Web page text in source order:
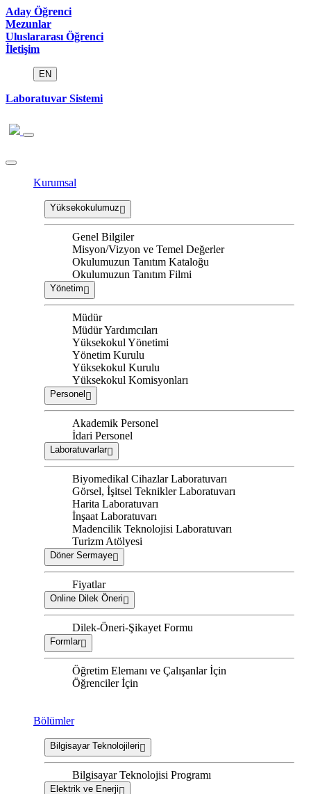
Aday Öğrenci
Mezunlar
Uluslararası Öğrenci
İletişim
EN
Laboratuvar Sistemi
Kurumsal
Yüksekokulumuz
Genel Bilgiler
Misyon/Vizyon ve Temel Değerler
Okulumuzun Tanıtım Kataloğu
Okulumuzun Tanıtım Filmi
Yönetim
Müdür
Müdür Yardımcıları
Yüksekokul Yönetimi
Yönetim Kurulu
Yüksekokul Kurulu
Yüksekokul Komisyonları
Personel
Akademik Personel
İdari Personel
Laboratuvarlar
Biyomedikal Cihazlar Laboratuvarı
Görsel, İşitsel Teknikler Laboratuvarı
Harita Laboratuvarı
İnşaat Laboratuvarı
Madencilik Teknolojisi Laboratuvarı
Turizm Atölyesi
Döner Sermaye
Fiyatlar
Online Dilek Öneri
Dilek-Öneri-Şikayet Formu
Formlar
Öğretim Elemanı ve Çalışanlar İçin
Öğrenciler İçin
Bölümler
Bilgisayar Teknolojileri
Bilgisayar Teknolojisi Programı
Elektrik ve Enerji